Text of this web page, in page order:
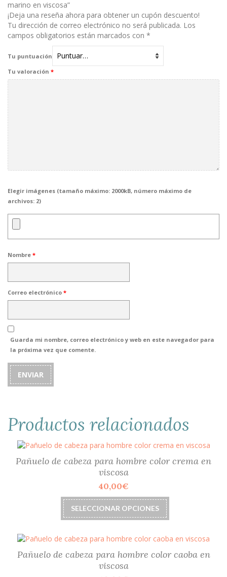
marino en viscosa”
¡Deja una reseña ahora para obtener un cupón descuento!
Tu dirección de correo electrónico no será publicada. Los
campos obligatorios están marcados con *
Tu puntuación
Tu valoración *
Elegir imágenes (tamaño máximo: 2000kB, número máximo de
archivos: 2)
Nombre *
Correo electrónico *
Guarda mi nombre, correo electrónico y web en este navegador para
la próxima vez que comente.
Productos relacionados
Pañuelo de cabeza para hombre color crema en
viscosa
40,00€
SELECCIONAR OPCIONES
Este
producto
tiene
variantes.
Las
Pañuelo de cabeza para hombre color caoba en
viscosa